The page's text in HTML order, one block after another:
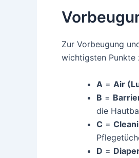
Zur Vorbeugung
wichtigsten Punkte
A = Air
B =
die
C =
D =